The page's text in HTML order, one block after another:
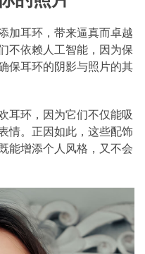
加耳环，带来逼真而卓越
不依赖人工智能，因为保
保耳环的阴影与照片的其
耳环，因为它们不仅能吸
情。正因如此，这些配饰
能增添个人风格，又不会